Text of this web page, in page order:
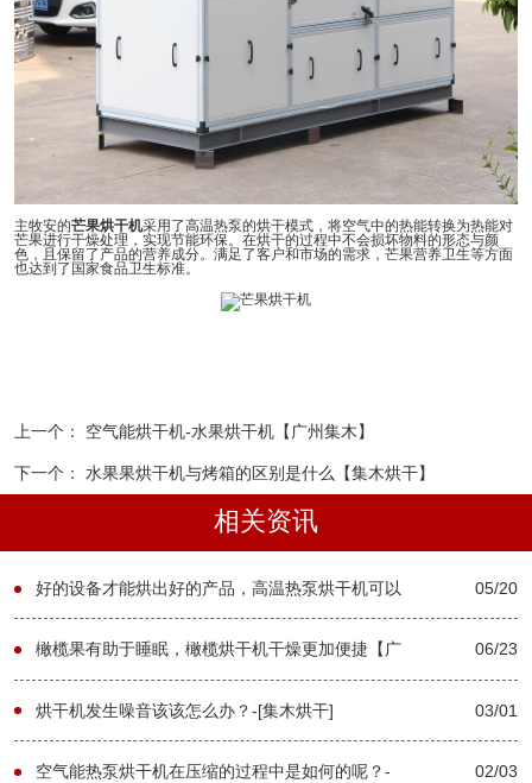
主牧安的芒果烘干机采用了高温热泵的烘干模式，将空气中的热能转换为热能对
芒果进行干燥处理，实现节能环保。在烘干的过程中不会损坏物料的形态与颜
色，且保留了产品的营养成分。满足了客户和市场的需求，芒果营养卫生等方面
也达到了国家食品卫生标准。
上一个： 空气能烘干机-水果烘干机【广州集木】
下一个： 水果果烘干机与烤箱的区别是什么【集木烘干】
相关资讯
好的设备才能烘出好的产品，高温热泵烘干机可以
了解一下！！【广州集木】
05/20
橄榄果有助于睡眠，橄榄烘干机干燥更加便捷【广
州集木】
06/23
烘干机发生噪音该该怎么办？-[集木烘干] 03/01
空气能热泵烘干机在压缩的过程中是如何的呢？- 02/03